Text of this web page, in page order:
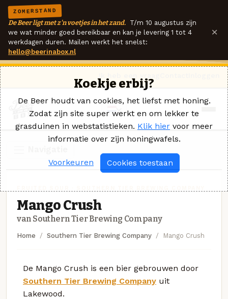
ZOMERSTAND
De Beer ligt met z'n voetjes in het zand. T/m 10 augustus zijn
we wat minder goed bereikbaar en kan je levering 1 tot 4
werkdagen duren. Mailen werkt het snelst:
hello@beerinabox.nl
×
Mango Crush
van Southern Tier Brewing Company
Home Southern Tier Brewing Company Mango Crush
De Mango Crush is een bier gebrouwen door
Southern Tier Brewing Company uit
Lakewood.
Koekje erbij?
De Beer houdt van cookies, het liefst met honing.
Zodat zijn site super werkt en om lekker te
grasduinen in webstatistieken. Klik hier voor meer
informatie over zijn honingwafels.
Voorkeuren Cookies toestaan